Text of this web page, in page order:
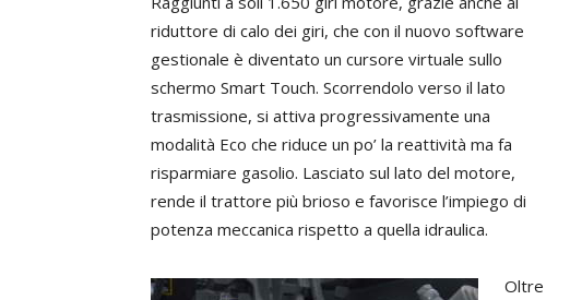
riduttore di calo dei giri, che con il nuovo software
gestionale è diventato un cursore virtuale sullo
schermo Smart Touch. Scorrendolo verso il lato
trasmissione, si attiva progressivamente una
modalità Eco che riduce un po’ la reattività ma fa
risparmiare gasolio. Lasciato sul lato del motore,
rende il trattore più brioso e favorisce l’impiego di
potenza meccanica rispetto a quella idraulica.
Oltre